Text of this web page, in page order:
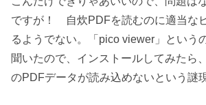
ですが！ 自炊PDFを読むのに適当な
るようでない。「pico viewer」という
聞いたので、インストールしてみたら
のPDFデータが読み込めないという謎